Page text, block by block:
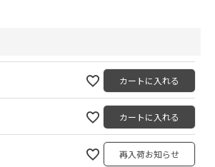
カートに入れる
カートに入れる
再入荷お知らせ